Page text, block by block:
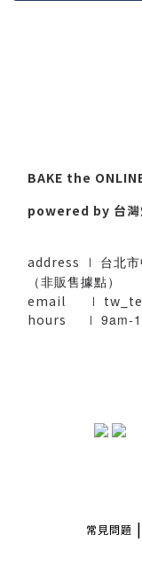
BAKE the
powered by 台灣
address ∣
台北
（非販售據點）
email ∣
hours ∣ 9am-
常見問題 |